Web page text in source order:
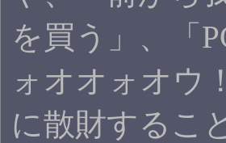
を買う」、「
ォオオォオウ
に散財するこ